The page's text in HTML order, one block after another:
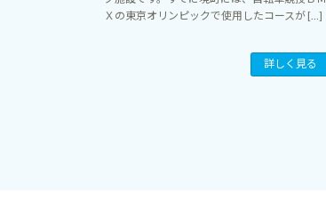
Ｘの東京オリンピックで使用したコースが […]
詳しく見る